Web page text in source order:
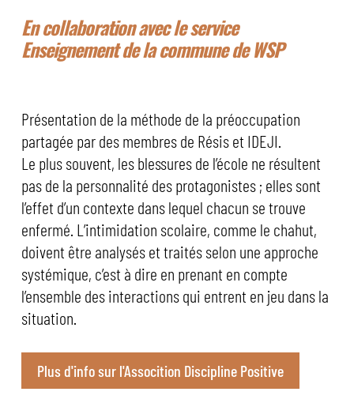
En collaboration avec le service
Enseignement de la commune de WSP
Présentation de la méthode de la préoccupation
partagée par des membres de Résis et IDEJI.
Le plus souvent, les blessures de l’école ne résultent
pas de la personnalité des protagonistes ; elles sont
l’effet d’un contexte dans lequel chacun se trouve
enfermé. L’intimidation scolaire, comme le chahut,
doivent être analysés et traités selon une approche
systémique, c’est à dire en prenant en compte
l’ensemble des interactions qui entrent en jeu dans la
situation.
Plus d'info sur l'Assocition Discipline Positive